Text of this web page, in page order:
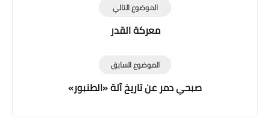
الموضوع التالي
معركة القدر
الموضوع السابق
صبحي دمر عن تاريخ آلة «الطنبور»